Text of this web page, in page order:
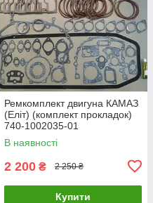
Ремкомплект двигуна КАМАЗ
(Еліт) (комплект прокладок)
740-1002035-01
В наявності
2 200 ₴ 2 250 ₴
Купити